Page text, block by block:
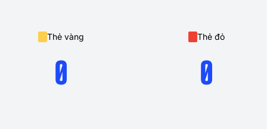
Thẻ vàng
0
Thẻ đỏ
0